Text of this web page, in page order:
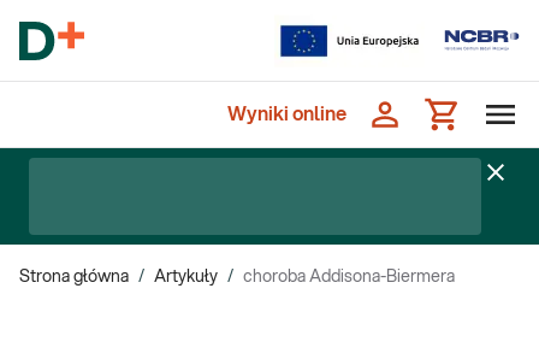
Wyniki online
Strona główna / Artykuły / choroba Addisona-Biermera